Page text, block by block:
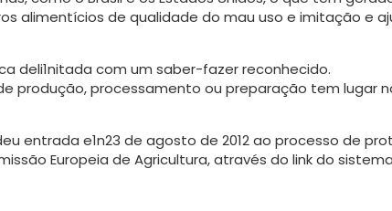
alimentícios de qualidade do mau uso e imitação e
deli1nitada com um saber-fazer reconhecido.
produção, processamento ou preparação tem lugar
entrada e1n23 de agosto de 2012 ao processo de
Europeia de Agricultura, através do link do sistema